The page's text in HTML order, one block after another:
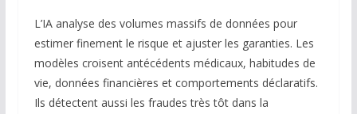
L’IA analyse des volumes massifs de données pour
estimer finement le risque et ajuster les garanties. Les
modèles croisent antécédents médicaux, habitudes de
vie, données financières et comportements déclaratifs.
Ils détectent aussi les fraudes très tôt dans la